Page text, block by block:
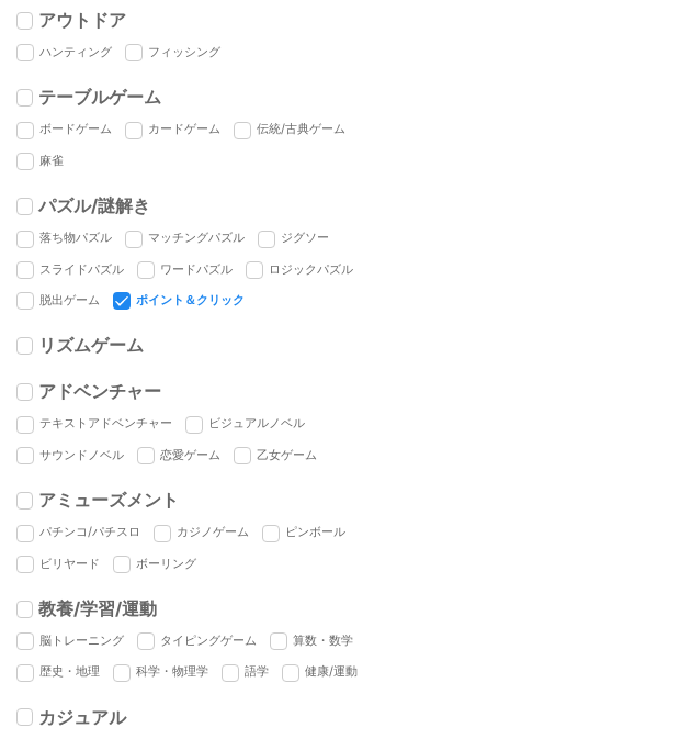
アウトドア
ハンティング フィッシング
テーブルゲーム
ボードゲーム カードゲーム 伝統/古典ゲーム
麻雀
パズル/謎解き
落ち物パズル マッチングパズル ジグソー
スライドパズル ワードパズル ロジックパズル
脱出ゲーム ポイント＆クリック
リズムゲーム
アドベンチャー
テキストアドベンチャー ビジュアルノベル
サウンドノベル 恋愛ゲーム 乙女ゲーム
アミューズメント
パチンコ/パチスロ カジノゲーム ピンボール
ビリヤード ボーリング
教養/学習/運動
脳トレーニング タイピングゲーム 算数・数学
歴史・地理 科学・物理学 語学 健康/運動
カジュアル